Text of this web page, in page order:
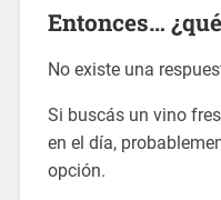
Entonces…
No existe una
Si buscás un vino
en el día,
opción.